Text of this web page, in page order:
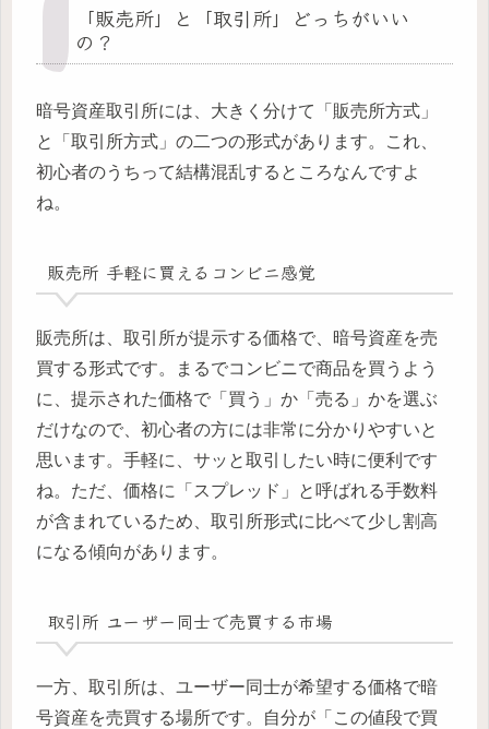
「販売所」と「取引所」どっちがいい
の？
暗号資産取引所には、大きく分けて「販売所方式」
と「取引所方式」の二つの形式があります。これ、
初心者のうちって結構混乱するところなんですよ
ね。
販売所 手軽に買えるコンビニ感覚
販売所は、取引所が提示する価格で、暗号資産を売
買する形式です。まるでコンビニで商品を買うよう
に、提示された価格で「買う」か「売る」かを選ぶ
だけなので、初心者の方には非常に分かりやすいと
思います。手軽に、サッと取引したい時に便利です
ね。ただ、価格に「スプレッド」と呼ばれる手数料
が含まれているため、取引所形式に比べて少し割高
になる傾向があります。
取引所 ユーザー同士で売買する市場
一方、取引所は、ユーザー同士が希望する価格で暗
号資産を売買する場所です。自分が「この値段で買